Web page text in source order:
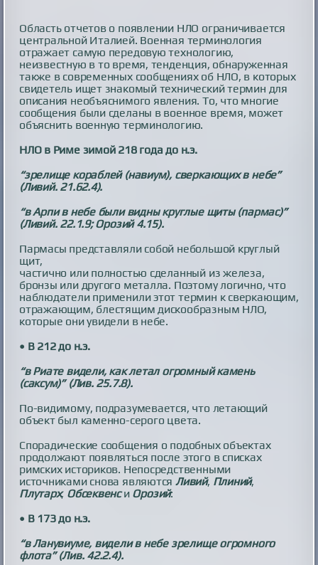
Область отчетов о появлении НЛО ограничивается
центральной Италией. Военная терминология
отражает самую передовую технологию,
неизвестную в то время, тенденция, обнаруженная
также в современных сообщениях об НЛО, в которых
свидетель ищет знакомый технический термин для
описания необъяснимого явления. То, что многие
сообщения были сделаны в военное время, может
объяснить военную терминологию.
НЛО в Риме зимой 218 года до н.э.
“зрелище кораблей (навиум), сверкающих в небе”
(Ливий. 21.62.4).
“в Арпи в небе были видны круглые щиты (пармас)”
(Ливий. 22.1.9; Орозий 4.15).
Пармасы представляли собой небольшой круглый
щит,
частично или полностью сделанный из железа,
бронзы или другого металла. Поэтому логично, что
наблюдатели применили этот термин к сверкающим,
отражающим, блестящим дискообразным НЛО,
которые они увидели в небе.
• В 212 до н.э.
“в Риате видели, как летал огромный камень
(саксум)” (Лив. 25.7.8).
По-видимому, подразумевается, что летающий
объект был каменно-серого цвета.
Спорадические сообщения о подобных объектах
продолжают появляться после этого в списках
римских историков. Непосредственными
источниками снова являются Ливий, Плиний,
Плутарх, Обсеквенси Орозий:
• В 173 до н.э.
“в Ланувиуме, видели в небе зрелище огромного
флота” (Лив. 42.2.4).